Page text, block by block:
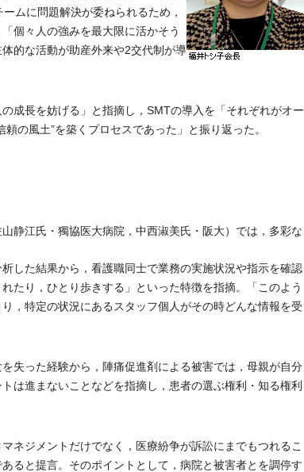
ムに問題解決が委ねられるため，
個々人の強みを最大限に活かそう
的な活動が助産外来や2交代制が導
成長を妨げる」と指摘し，SMTの導入を「それぞれがオー
の風土”を築くプロセスであった」と振り返った。
静江氏・獨協医大病院，中西淑美氏・阪大）では，多彩な
した結果から，看護職同士で業務の実施状況や指示を確認
たり，ひとり歩きする」といった特徴を指摘。「このよう
，特定の状況にあるスタッフ個人がその時どんな情報を受
失った経験から，陣痛促進剤による被害では，母親が自分
は進まないことなどを指摘し，患者の選ぶ権利・知る権利
ネジメントだけでなく，医療紛争が訴訟にまでもつれるこ
ると提言。そのポイントとして，病院と被害者とを調停す